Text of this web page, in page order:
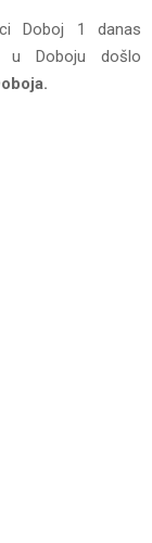
Doboj 1 danas
Doboju došlo